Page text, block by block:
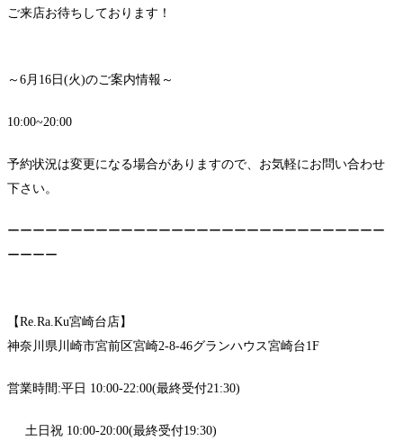
ご来店お待ちしております！
～6月16日(火)のご案内情報～
10:00~20:00
予約状況は変更になる場合がありますので、お気軽にお問い合わせ
下さい。
ーーーーーーーーーーーーーーーーーーーーーーーーーーーーーー
ーーーー
【Re.Ra.Ku宮崎台店】
神奈川県川崎市宮前区宮崎2-8-46グランハウス宮崎台1F
営業時間:平日 10:00-22:00(最終受付21:30)
土日祝 10:00-20:00(最終受付19:30)